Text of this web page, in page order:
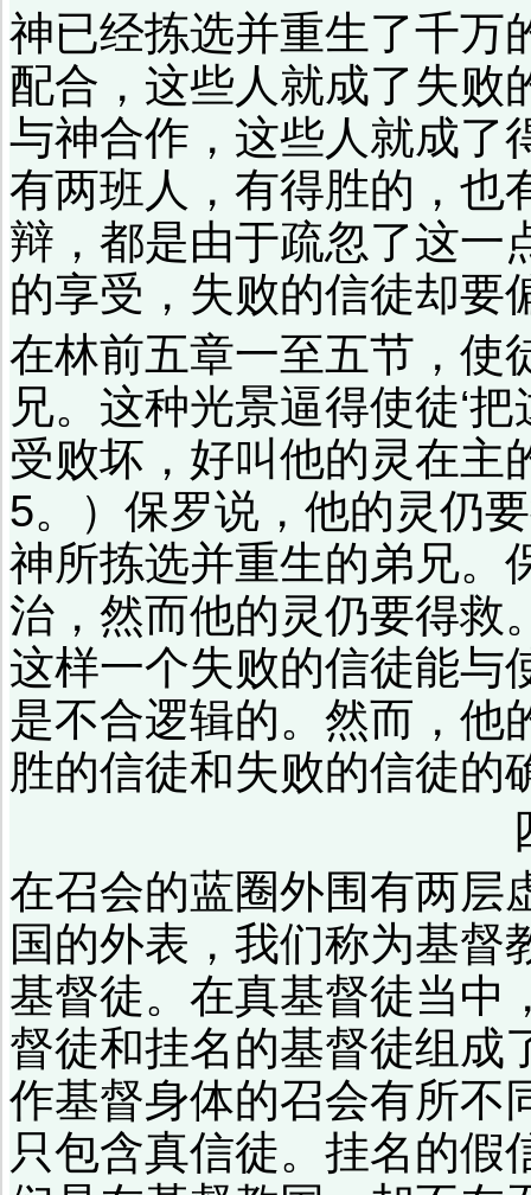
神已经拣选并重生了千万
配合，这些人就成了失败
与神合作，这些人就成了
有两班人，有得胜的，也
辩，都是由于疏忽了这一
的享受，失败的信徒却要
在林前五章一至五节，使
兄。这种光景逼得使徒‘
受败坏，好叫他的灵在主
5。）保罗说，他的灵仍
神所拣选并重生的弟兄。
治，然而他的灵仍要得救
这样一个失败的信徒能与
是不合逻辑的。然而，他
胜的信徒和失败的信徒的
在召会的蓝圈外围有两层
国的外表，我们称为基督
基督徒。在真基督徒当中
督徒和挂名的基督徒组成
作基督身体的召会有所不
只包含真信徒。挂名的假